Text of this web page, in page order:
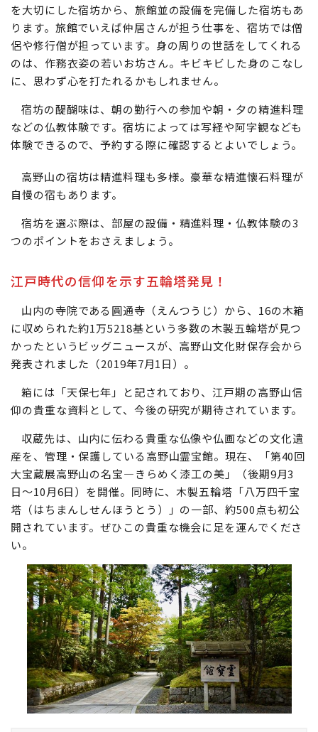
を大切にした宿坊から、旅館並の設備を完備した宿坊もあ
ります。旅館でいえば仲居さんが担う仕事を、宿坊では僧
侶や修行僧が担っています。身の周りの世話をしてくれる
のは、作務衣姿の若いお坊さん。キビキビした身のこなし
に、思わず心を打たれるかもしれません。
宿坊の醍醐味は、朝の勤行への参加や朝・夕の精進料理
などの仏教体験です。宿坊によっては写経や阿字観なども
体験できるので、予約する際に確認するとよいでしょう。
高野山の宿坊は精進料理も多様。豪華な精進懐石料理が
自慢の宿もあります。
宿坊を選ぶ際は、部屋の設備・精進料理・仏教体験の3
つのポイントをおさえましょう。
江戸時代の信仰を示す五輪塔発見！
山内の寺院である圓通寺（えんつうじ）から、16の木箱
に収められた約1万5218基という多数の木製五輪塔が見つ
かったというビッグニュースが、高野山文化財保存会から
発表されました（2019年7月1日）。
箱には「天保七年」と記されており、江戸期の高野山信
仰の貴重な資料として、今後の研究が期待されています。
収蔵先は、山内に伝わる貴重な仏像や仏画などの文化遺
産を、管理・保護している高野山霊宝館。現在、「第40回
大宝蔵展高野山の名宝―きらめく漆工の美」（後期9月3
日〜10月6日）を開催。同時に、木製五輪塔「八万四千宝
塔（はちまんしせんほうとう）」の一部、約500点も初公
開されています。ぜひこの貴重な機会に足を運んでくださ
い。